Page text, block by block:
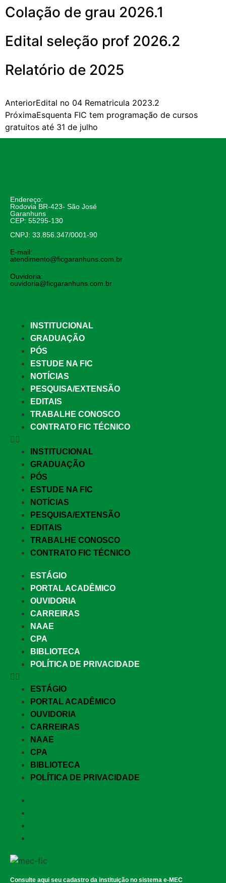
Colação de grau 2026.1
Edital seleção prof 2026.2
Relatório de 2025
AnteriorEdital no 04 Rematricula 2023.2
PróximaEsquenta FIC tem programação de cursos
gratuitos até 31 de julho
Endereço:
Rodovia BR-423- São José
Garanhuns
CEP: 55295-130
CNPJ: 33.856.347/0001-90
E-mail:
atendimento@ficgaranhuns.com.br
Ouvidoria:
ouvidoria@ficgaranhuns.com.br
INSTITUCIONAL
GRADUAÇÃO
PÓS
ESTUDE NA FIC
NOTÍCIAS
PESQUISA/EXTENSÃO
EDITAIS
TRABALHE CONOSCO
CONTRATO FIC TÉCNICO
INSTITUCIONAL
GRADUAÇÃO
PÓS
ESTUDE NA FIC
NOTÍCIAS
PESQUISA/EXTENSÃO
EDITAIS
TRABALHE CONOSCO
CONTRATO FIC TÉCNICO
ESTÁGIO
PORTAL ACADÊMICO
OUVIDORIA
CARREIRAS
NAAE
CPA
BIBLIOTECA
POLÍTICA DE PRIVACIDADE
ESTÁGIO
PORTAL ACADÊMICO
OUVIDORIA
CARREIRAS
NAAE
CPA
BIBLIOTECA
POLÍTICA DE PRIVACIDADE
Consulte aqui seu cadastro da instituição no sistema e-MEC